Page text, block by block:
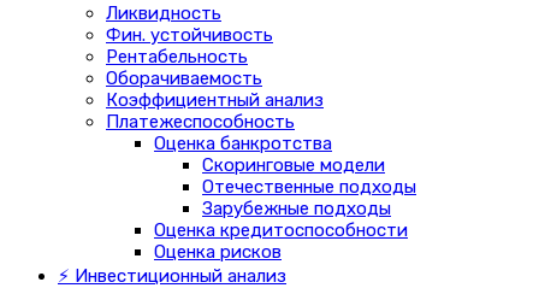
Ликвидность
Фин. устойчивость
Рентабельность
Оборачиваемость
Коэффициентный анализ
Платежеспособность
Оценка банкротства
Скоринговые модели
Отечественные подходы
Зарубежные подходы
Оценка кредитоспособности
Оценка рисков
⚡ Инвестиционный анализ